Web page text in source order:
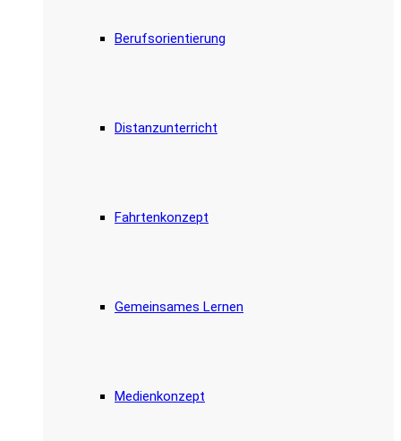
Berufsorientierung
Distanzunterricht
Fahrtenkonzept
Gemeinsames Lernen
Medienkonzept